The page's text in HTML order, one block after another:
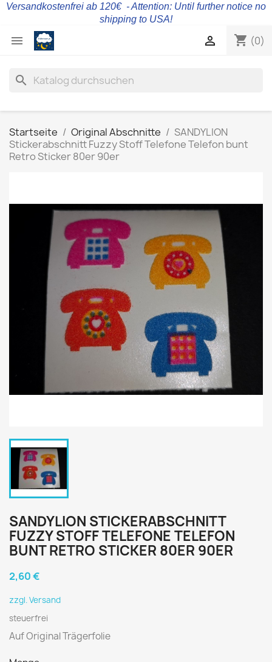
Versandkostenfrei ab 120€ - Attention: Until further notice no
shipping to USA!
 shopping_cart (0)

search
Startseite Original Abschnitte
SANDYLION
Stickerabschnitt Fuzzy Stoff Telefone Telefon bunt
Retro Sticker 80er 90er
SANDYLION STICKERABSCHNITT
FUZZY STOFF TELEFONE TELEFON
BUNT RETRO STICKER 80ER 90ER
2,60 €
zzgl. Versand
steuerfrei
Auf Original Trägerfolie